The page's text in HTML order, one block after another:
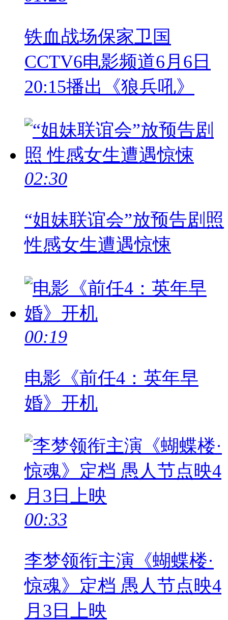
铁血战场保家卫国
CCTV6电影频道6月6日
20:15播出《狼兵吼》
02:30
“姐妹联谊会”放预告剧照
性感女生遭遇惊悚
00:19
电影《前任4：英年早
婚》开机
00:33
李梦领衔主演《蝴蝶楼·
惊魂》定档 愚人节点映4
月3日上映